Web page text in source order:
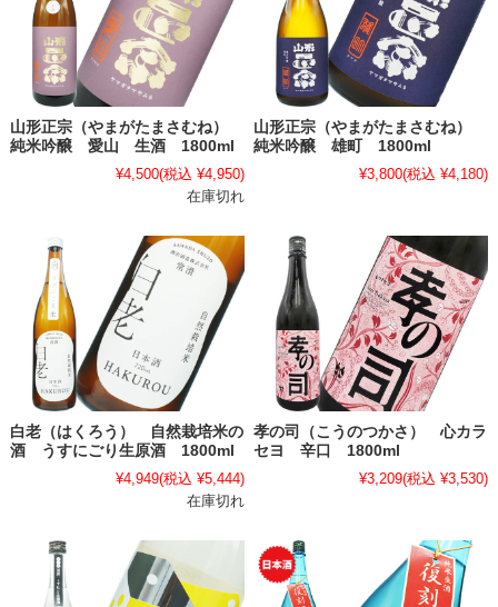
山形正宗（やまがたまさむね）
純米吟醸 愛山 生酒 1800ml
¥4,500(税込 ¥4,950)
在庫切れ
山形正宗（やまがたまさむね）
純米吟醸 雄町 1800ml
¥3,800(税込 ¥4,180)
白老（はくろう） 自然栽培米の
酒 うすにごり生原酒 1800ml
¥4,949(税込 ¥5,444)
在庫切れ
孝の司（こうのつかさ） 心カラ
セヨ 辛口 1800ml
¥3,209(税込 ¥3,530)